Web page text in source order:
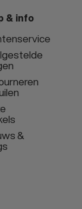
& info
&